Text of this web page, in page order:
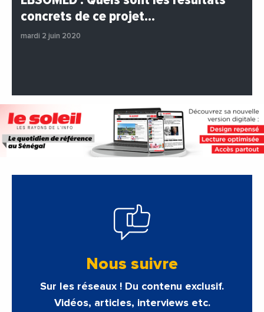
#Entreprises
#Institutions
concrets de ce projet…
mardi 2 juin 2020
Nous suivre
Sur les réseaux ! Du contenu exclusif.
Vidéos, articles, interviews etc.